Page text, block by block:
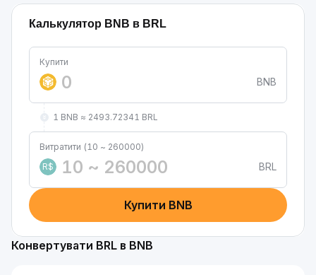
Калькулятор BNB в BRL
Купити
BNB
1 BNB ≈ 2493.72341 BRL
Витратити (10 ~ 260000)
R$
BRL
Купити BNB
Конвертувати BRL в BNB